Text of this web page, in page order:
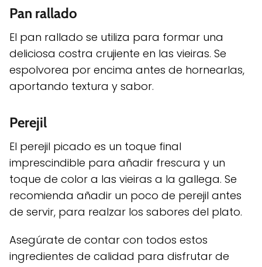
Pan rallado
El pan rallado se utiliza para formar una
deliciosa costra crujiente en las vieiras. Se
espolvorea por encima antes de hornearlas,
aportando textura y sabor.
Perejil
El perejil picado es un toque final
imprescindible para añadir frescura y un
toque de color a las vieiras a la gallega. Se
recomienda añadir un poco de perejil antes
de servir, para realzar los sabores del plato.
Asegúrate de contar con todos estos
ingredientes de calidad para disfrutar de